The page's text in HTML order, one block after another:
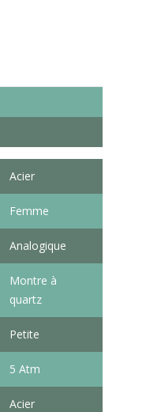
Acier
Femme
Analogique
Montre à
quartz
Petite
5 Atm
Acier